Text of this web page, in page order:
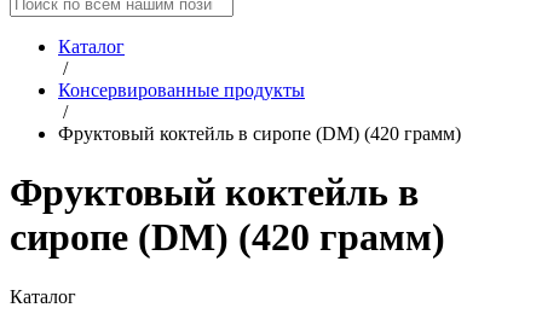
Каталог
/
Консервированные продукты
/
Фруктовый коктейль в сиропе (DM) (420 грамм)
Фруктовый коктейль в
сиропе (DM) (420 грамм)
Каталог